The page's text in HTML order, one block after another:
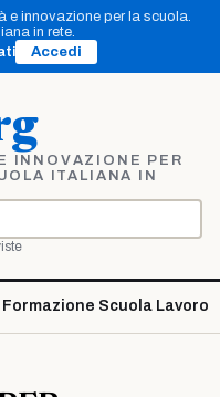
e innovazione per la scuola.
in rete.
Accedi
INNOVAZIONE PER
ITALIANA IN
Formazione Scuola Lavoro